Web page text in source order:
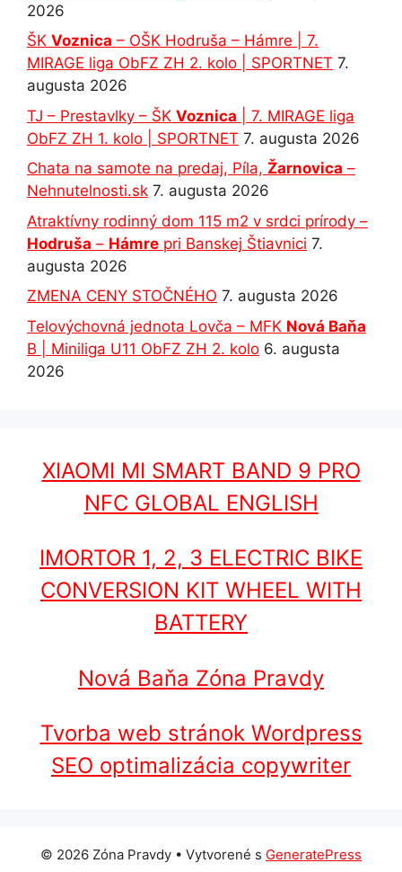
2026
ŠK Voznica – OŠK Hodruša – Hámre | 7.
MIRAGE liga ObFZ ZH 2. kolo | SPORTNET 7.
augusta 2026
TJ – Prestavlky – ŠK Voznica | 7. MIRAGE liga
ObFZ ZH 1. kolo | SPORTNET 7. augusta 2026
Chata na samote na predaj, Píla, Žarnovica –
Nehnutelnosti.sk 7. augusta 2026
Atraktívny rodinný dom 115 m2 v srdci prírody –
Hodruša – Hámre pri Banskej Štiavnici 7.
augusta 2026
ZMENA CENY STOČNÉHO 7. augusta 2026
Telovýchovná jednota Lovča – MFK Nová Baňa
B | Miniliga U11 ObFZ ZH 2. kolo 6. augusta
2026
XIAOMI MI SMART BAND 9 PRO
NFC GLOBAL ENGLISH
IMORTOR 1, 2, 3 ELECTRIC BIKE
CONVERSION KIT WHEEL WITH
BATTERY
Nová Baňa Zóna Pravdy
Tvorba web stránok Wordpress
SEO optimalizácia copywriter
© 2026 Zóna Pravdy • Vytvorené s GeneratePress